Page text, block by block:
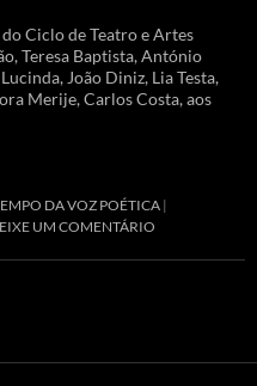
Ciclo de Teatro e Artes
Teresa Baptista, António
João Diniz, Lia Testa,
Merije, Carlos Costa, aos
DA VOZ POÉTICA
UM COMENTÁRIO